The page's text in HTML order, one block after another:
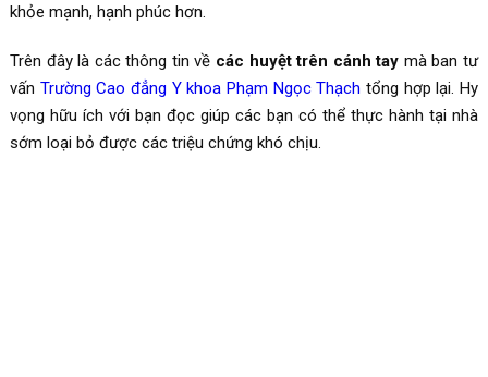
khỏe mạnh, hạnh phúc hơn.
Trên đây là các thông tin về các huyệt trên cánh tay mà ban tư
vấn Trường Cao đẳng Y khoa Phạm Ngọc Thạch tổng hợp lại. Hy
vọng hữu ích với bạn đọc giúp các bạn có thể thực hành tại nhà
sớm loại bỏ được các triệu chứng khó chịu.